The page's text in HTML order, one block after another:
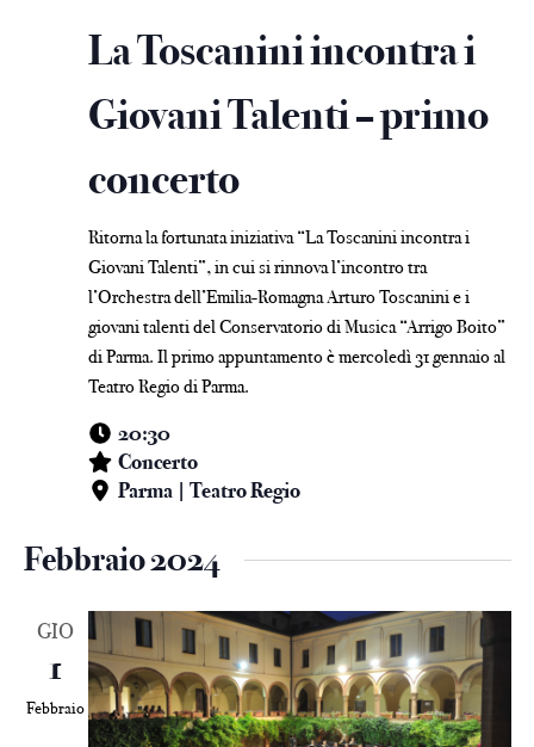
La Toscanini incontra i
Giovani Talenti – primo
concerto
Ritorna la fortunata iniziativa “La Toscanini incontra i
Giovani Talenti”, in cui si rinnova l’incontro tra
l’Orchestra dell’Emilia-Romagna Arturo Toscanini e i
giovani talenti del Conservatorio di Musica “Arrigo Boito”
di Parma. Il primo appuntamento è mercoledì 31 gennaio al
Teatro Regio di Parma.
20:30
Concerto
Parma | Teatro Regio
Febbraio 2024
GIO
1
Febbraio